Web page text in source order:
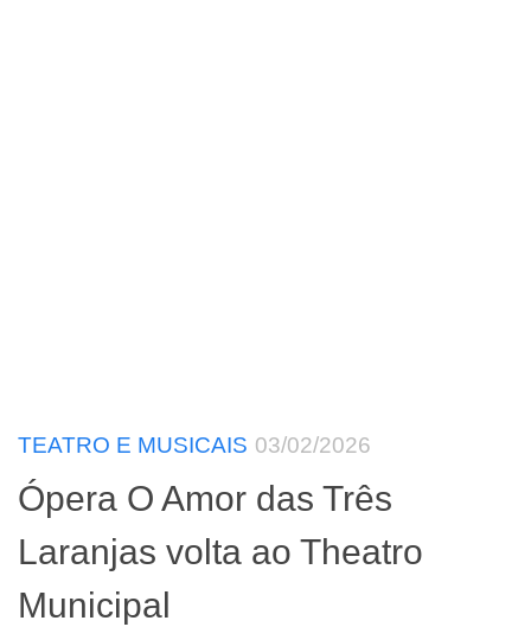
TEATRO E MUSICAIS 03/02/2026
Ópera O Amor das Três
Laranjas volta ao Theatro
Municipal